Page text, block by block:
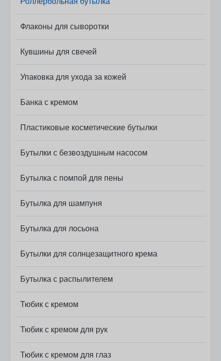
Флаконы для сыворотки
Кувшины для свечей
Упаковка для ухода за кожей
Банка с кремом
Пластиковые косметические бутылки
Бутылки с безвоздушным насосом
Бутылка с помпой для пены
Бутылка для шампуня
Бутылка для лосьона
Бутылки для солнцезащитного крема
Бутылка с распылителем
Тюбик с кремом
Тюбик с кремом для рук
Тюбик с кремом для глаз
косметических компаний.